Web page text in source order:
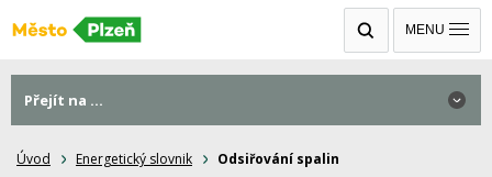
MENU
Úvod Energetický slovnik Odsiřování spalin
Přejít na ...